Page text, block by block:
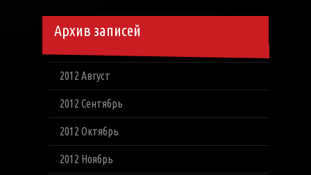
Архив записей
2012 Август
2012 Сентябрь
2012 Октябрь
2012 Ноябрь